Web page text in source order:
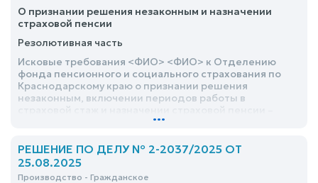
О признании решения незаконным и назначении
страховой пенсии
Резолютивная часть
Исковые требования <ФИО> <ФИО> к Отделению
фонда пенсионного и социального страхования по
Краснодарскому краю о признании решения
незаконным, включении периодов работы в
...
РЕШЕНИЕ ПО ДЕЛУ № 2-2037/2025 ОТ
25.08.2025
Производство - Гражданское